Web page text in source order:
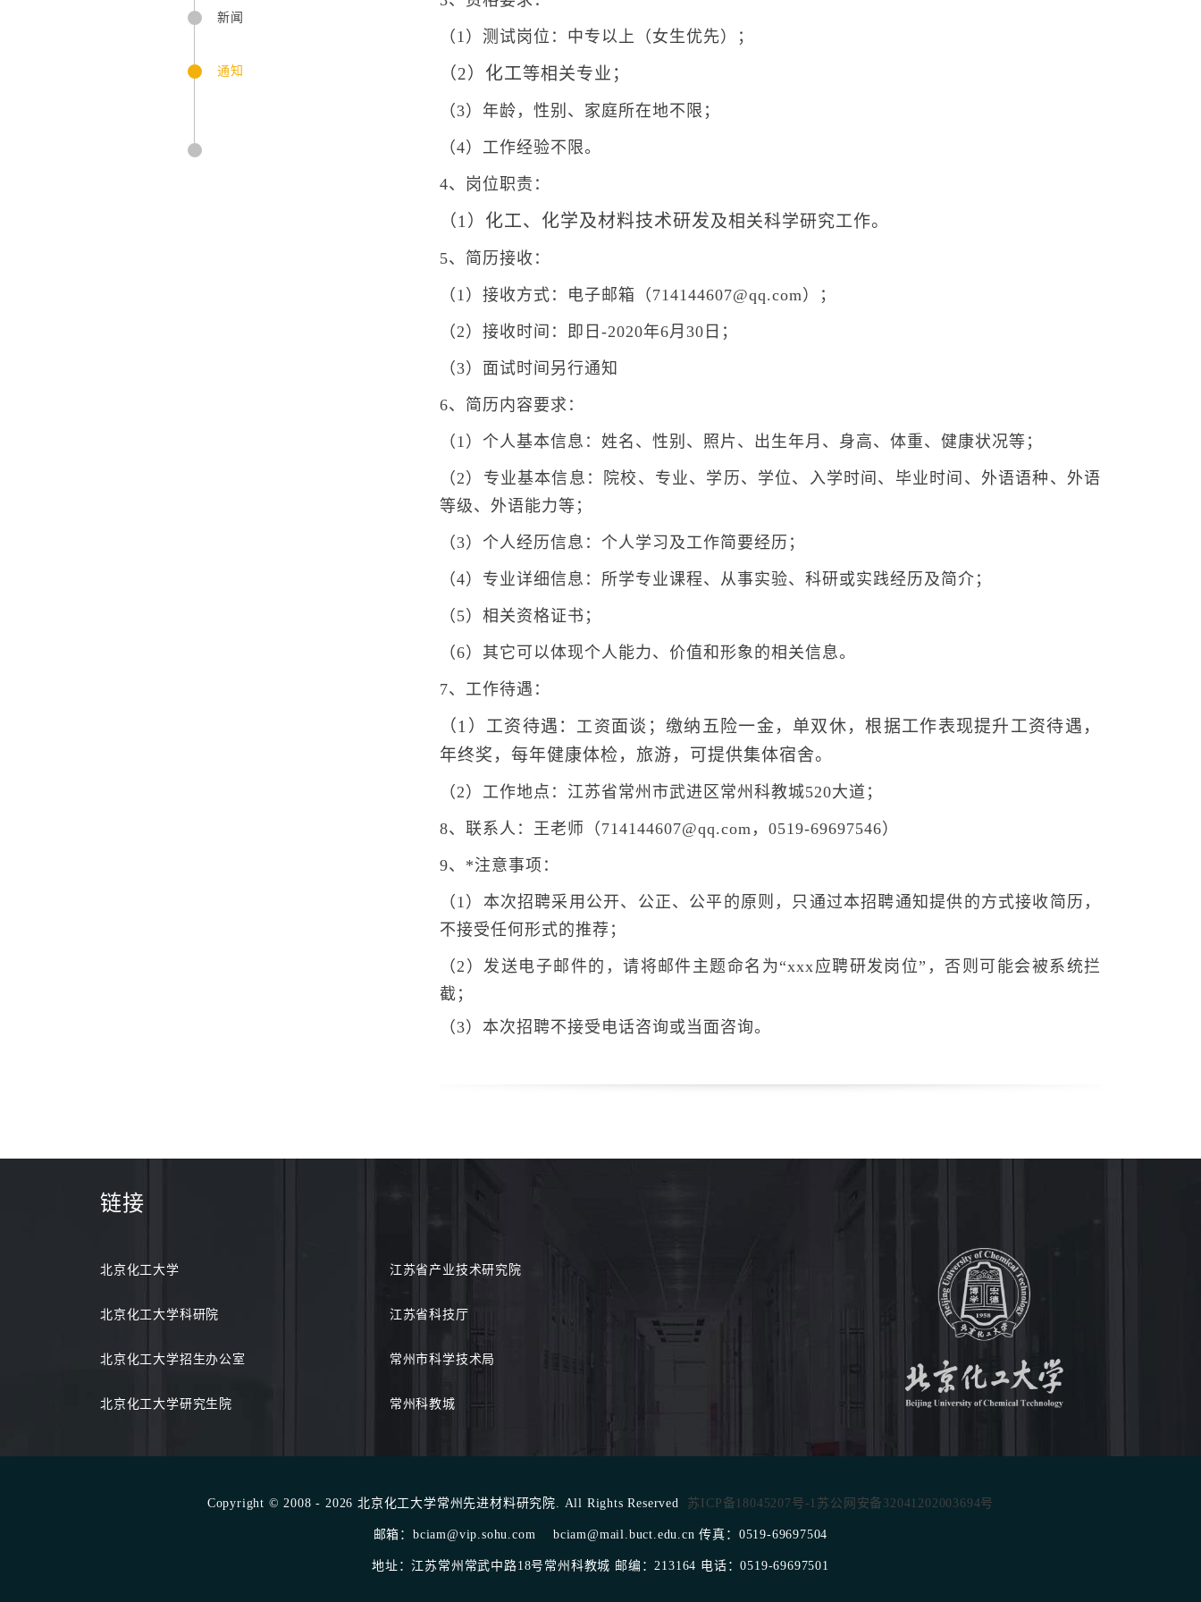
新闻
通知
（1）测试岗位：中专以上（女生优先）；
（2） 化工等相关专业；
（3）年龄，性别、家庭所在地不限；
（4）工作经验不限。
4、岗位职责：
（1） 化工、化学及材料技术研发及相关科学研究工作。
5、简历接收：
（1）接收方式：电子邮箱（714144607@qq.com）；
（2）接收时间：即日-2020年6月30日；
（3）面试时间另行通知
6、简历内容要求：
（1）个人基本信息：姓名、性别、照片、出生年月、身高、体重、健康状况等；
（2）专业基本信息：院校、专业、学历、学位、入学时间、毕业时间、外语语种、外语
等级、外语能力等；
（3）个人经历信息：个人学习及工作简要经历；
（4）专业详细信息：所学专业课程、从事实验、科研或实践经历及简介；
（5）相关资格证书；
（6）其它可以体现个人能力、价值和形象的相关信息。
7、工作待遇：
（1）工资待遇： 工资 面谈；缴纳五险一金，单双休，根据工作表现提升工资待遇，
年终奖，每年健康体检，旅游，可提供集体宿舍。
（2）工作地点：江苏省常州市武进区常州科教城520大道；
8、联系人：王老师（714144607@qq.com，0519-69697546）
9、*注意事项：
（1）本次招聘采用公开、公正、公平的原则，只通过本招聘通知提供的方式接收简历，
不接受任何形式的推荐；
（2）发送电子邮件的，请将邮件主题命名为“xxx应聘研发岗位”，否则可能会被系统拦
截；
（3）本次招聘不接受电话咨询或当面咨询。
链接
北京化工大学 江苏省产业技术研究院
北京化工大学科研院 江苏省科技厅
北京化工大学招生办公室 常州市科学技术局
北京化工大学研究生院 常州科教城
Copyright © 2008 - 2026 北京化工大学常州先进材料研究院. All Rights Reserved 苏ICP备18045207号-1 苏公网安备32041202003694号
邮箱：bciam@vip.sohu.com bciam@mail.buct.edu.cn 传真：0519-69697504
地址：江苏常州常武中路18号常州科教城 邮编：213164 电话：0519-69697501